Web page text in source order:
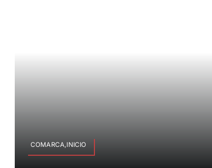
COMARCA,INICIO